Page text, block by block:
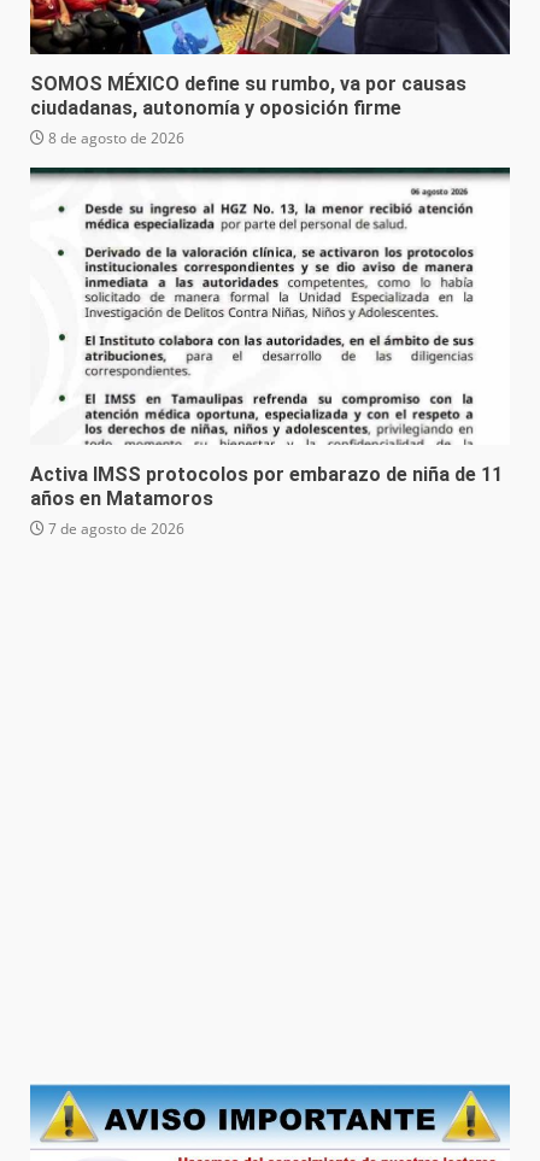
SOMOS MÉXICO define su rumbo, va por causas
ciudadanas, autonomía y oposición firme
8 de agosto de 2026
Activa IMSS protocolos por embarazo de niña de 11
años en Matamoros
7 de agosto de 2026